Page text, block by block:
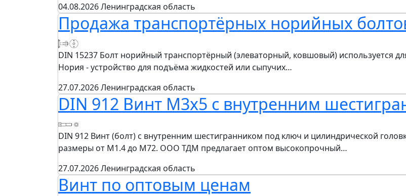
04.08.2026Ленинградская область
Продажа транспортёрных норийных
DIN 15237 Болт норийный транспортёрный (элеваторный, ковшовый) используется
Нория - устройство для подъёма жидкостей или сыпучих…
27.07.2026Ленинградская область
DIN 912 Винт М3х5 с внутренним
DIN 912 Винт (болт) с внутренним шестигранником под ключ и цилиндрической
размеры от М1.4 до М72. ООО ТДМ предлагает оптом высокопрочный…
27.07.2026Ленинградская область
Винт по оптовым ценам